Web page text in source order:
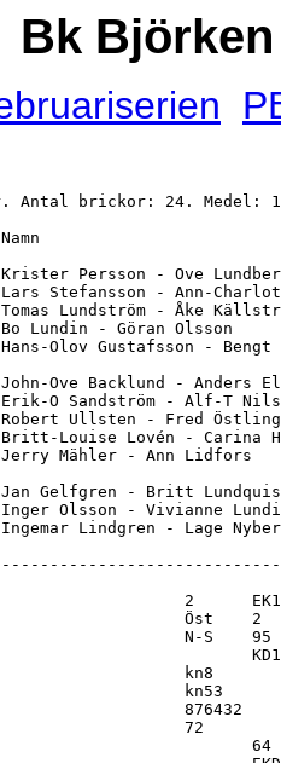
Bk
Antal brickor: 24. Medel:
%  Namn
Krister Persson - Ove
Lars Stefansson - Ann-
Tomas Lundström - Åke
Bo Lundin - Göran Olsson
Hans-Olov Gustafsson -
Ove Backlund - Anders
Erik-O Sandström - Alf-T
Robert Ullsten - Fred
Britt-Louise Lovén -
Jerry Mähler - Ann
Jan Gelfgren - Britt
Inger Olsson - Vivianne